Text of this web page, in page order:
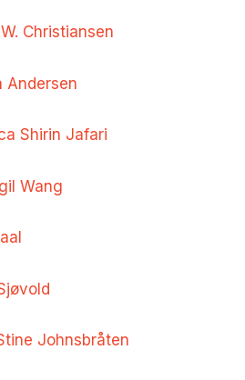
Christiansen
Andersen
Shirin Jafari
Wang
Johnsbråten